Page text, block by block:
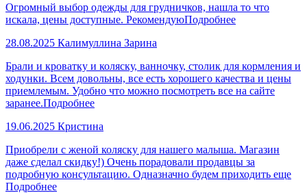
Огромный выбор одежды для грудничков, нашла то что
искала, цены доступные. РекомендуюПодробнее
28.08.2025 Калимуллина Зарина
Брали и кроватку и коляску, ванночку, столик для кормления и
ходунки. Всем довольны, все есть хорошего качества и цены
приемлемым. Удобно что можно посмотреть все на сайте
заранее.Подробнее
19.06.2025 Кристина
Приобрели с женой коляску для нашего малыша. Магазин
даже сделал скидку!) Очень порадовали продавцы за
подробную консультацию. Одназначно будем приходить еще
Подробнее